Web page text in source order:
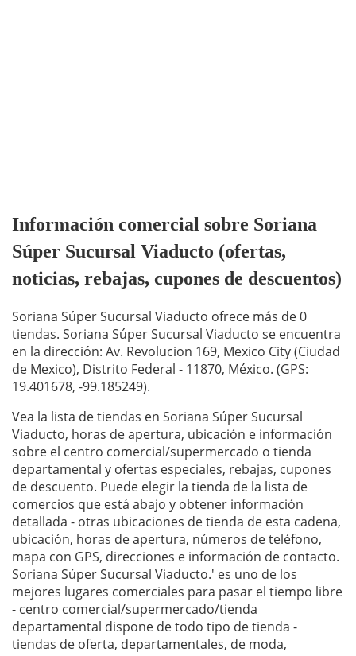
Información comercial sobre Soriana
Súper Sucursal Viaducto (ofertas,
noticias, rebajas, cupones de descuentos)
Soriana Súper Sucursal Viaducto ofrece más de 0
tiendas. Soriana Súper Sucursal Viaducto se encuentra
en la dirección: Av. Revolucion 169, Mexico City (Ciudad
de Mexico), Distrito Federal - 11870, México. (GPS:
19.401678, -99.185249).
Vea la lista de tiendas en Soriana Súper Sucursal
Viaducto, horas de apertura, ubicación e información
sobre el centro comercial/supermercado o tienda
departamental y ofertas especiales, rebajas, cupones
de descuento. Puede elegir la tienda de la lista de
comercios que está abajo y obtener información
detallada - otras ubicaciones de tienda de esta cadena,
ubicación, horas de apertura, números de teléfono,
mapa con GPS, direcciones e información de contacto.
Soriana Súper Sucursal Viaducto.' es uno de los
mejores lugares comerciales para pasar el tiempo libre
- centro comercial/supermercado/tienda
departamental dispone de todo tipo de tienda -
tiendas de oferta, departamentales, de moda,